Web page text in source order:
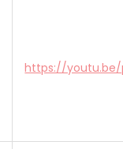
https://youtu.be/